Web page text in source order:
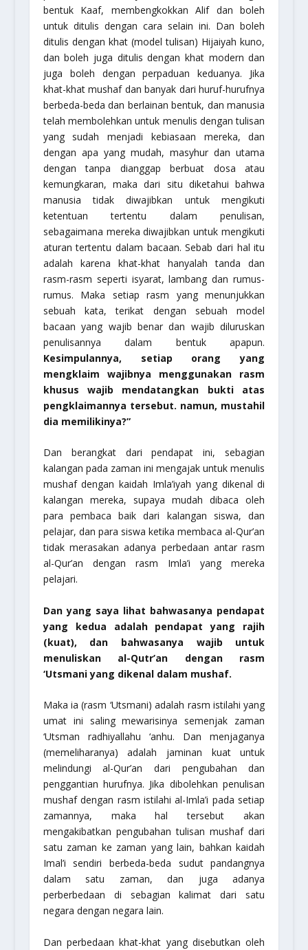
bentuk Kaaf, membengkokkan Alif dan boleh
untuk ditulis dengan cara selain ini. Dan boleh
ditulis dengan khat (model tulisan) Hijaiyah kuno,
dan boleh juga ditulis dengan khat modern dan
juga boleh dengan perpaduan keduanya. Jika
khat-khat mushaf dan banyak dari huruf-hurufnya
berbeda-beda dan berlainan bentuk, dan manusia
telah membolehkan untuk menulis dengan tulisan
yang sudah menjadi kebiasaan mereka, dan
dengan apa yang mudah, masyhur dan utama
dengan tanpa dianggap berbuat dosa atau
kemungkaran, maka dari situ diketahui bahwa
manusia tidak diwajibkan untuk mengikuti
ketentuan tertentu dalam penulisan,
sebagaimana mereka diwajibkan untuk mengikuti
aturan tertentu dalam bacaan. Sebab dari hal itu
adalah karena khat-khat hanyalah tanda dan
rasm-rasm seperti isyarat, lambang dan rumus-
rumus. Maka setiap rasm yang menunjukkan
sebuah kata, terikat dengan sebuah model
bacaan yang wajib benar dan wajib diluruskan
penulisannya dalam bentuk apapun.
Kesimpulannya, setiap orang yang
mengklaim wajibnya menggunakan rasm
khusus wajib mendatangkan bukti atas
pengklaimannya tersebut. namun, mustahil
dia memilikinya?”
Dan berangkat dari pendapat ini, sebagian
kalangan pada zaman ini mengajak untuk menulis
mushaf dengan kaidah Imla’iyah yang dikenal di
kalangan mereka, supaya mudah dibaca oleh
para pembaca baik dari kalangan siswa, dan
pelajar, dan para siswa ketika membaca al-Qur’an
tidak merasakan adanya perbedaan antar rasm
al-Qur’an dengan rasm Imla’i yang mereka
pelajari.
Dan yang saya lihat bahwasanya pendapat
yang kedua adalah pendapat yang rajih
(kuat), dan bahwasanya wajib untuk
menuliskan al-Qutr’an dengan rasm
‘Utsmani yang dikenal dalam mushaf.
Maka ia (rasm ‘Utsmani) adalah rasm istilahi yang
umat ini saling mewarisinya semenjak zaman
‘Utsman radhiyallahu ‘anhu. Dan menjaganya
(memeliharanya) adalah jaminan kuat untuk
melindungi al-Qur’an dari pengubahan dan
penggantian hurufnya. Jika dibolehkan penulisan
mushaf dengan rasm istilahi al-Imla’i pada setiap
zamannya, maka hal tersebut akan
mengakibatkan pengubahan tulisan mushaf dari
satu zaman ke zaman yang lain, bahkan kaidah
Imal’i sendiri berbeda-beda sudut pandangnya
dalam satu zaman, dan juga adanya
perberbedaan di sebagian kalimat dari satu
negara dengan negara lain.
Dan perbedaan khat-khat yang disebutkan oleh